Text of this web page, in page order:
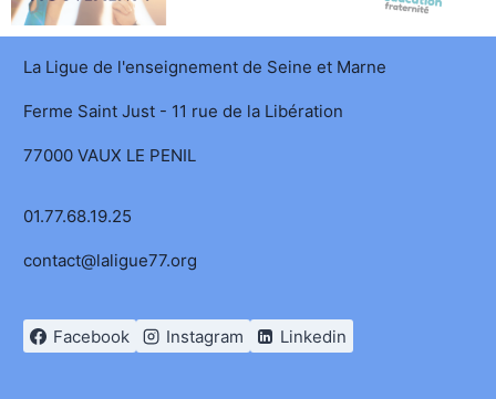
La Ligue de l'enseignement de Seine et Marne
Ferme Saint Just - 11 rue de la Libération
77000 VAUX LE PENIL
01.77.68.19.25
contact@laligue77.org
Facebook Instagram Linkedin